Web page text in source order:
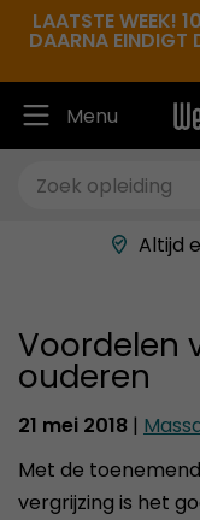
LAATSTE WEEK!
DAARNA EINDIGT
Menu
Ruim
Altijd
Voordelen
ouderen
21 mei 2018 |
Met de
vergrijzing is het